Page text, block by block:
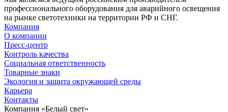
профессионального оборудования для аварийного освещения
на рынке светотехники на территории РФ и СНГ.
Компания
О компании
Пресс-центр
Контроль качества
Социальная ответственность
Товарные знаки
Экология и защита окружающей среды
Карьера
Контакты
Компания «Белый свет»